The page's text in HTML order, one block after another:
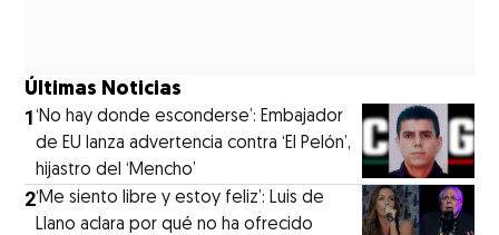
Últimas Noticias
1‘No hay donde esconderse’: Embajador
de EU lanza advertencia contra ‘El Pelón’,
hijastro del ‘Mencho’
2‘Me siento libre y estoy feliz’: Luis de
Llano aclara por qué no ha ofrecido